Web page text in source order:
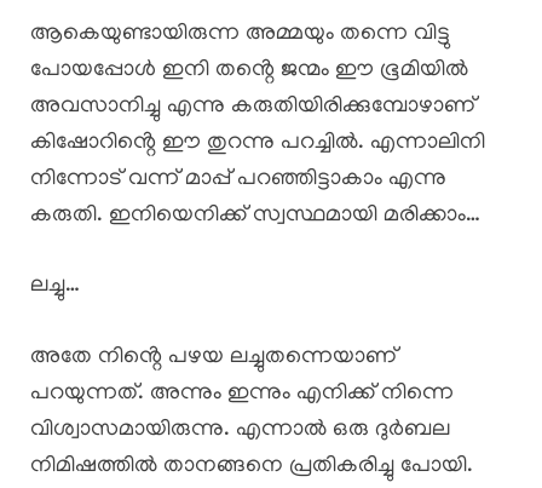
ആകെയുണ്ടായിരുന്ന അമ്മയും തന്നെ വിട്ടു
പോയപ്പോൾ ഇനി തൻ്റെ ജന്മം ഈ ഭൂമിയിൽ
അവസാനിച്ചു എന്നു കരുതിയിരിക്കുമ്പോഴാണ്
കിഷോറിൻ്റെ ഈ തുറന്നു പറച്ചിൽ. എന്നാലിനി
നിന്നോട് വന്ന് മാപ്പ് പറഞ്ഞിട്ടാകാം എന്നു
കരുതി. ഇനിയെനിക്ക് സ്വസ്ഥമായി മരിക്കാം…
ലച്ചു…
അതേ നിൻ്റെ പഴയ ലച്ചുതന്നെയാണ്
പറയുന്നത്. അന്നും ഇന്നും എനിക്ക് നിന്നെ
വിശ്വാസമായിരുന്നു. എന്നാൽ ഒരു ദുർബല
നിമിഷത്തിൽ താനങ്ങനെ പ്രതികരിച്ചു പോയി.